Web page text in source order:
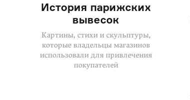
История парижских
вывесок
Картины, стихи и скульптуры,
которые владельцы магазинов
использовали для привлечения
покупателей